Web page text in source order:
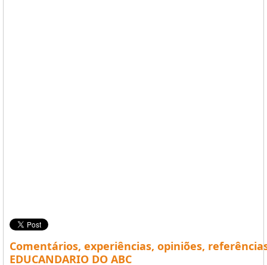
Comentários, experiências, opiniões,
EDUCANDARIO DO ABC